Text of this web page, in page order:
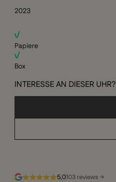
2023
Papiere
Box
INTERESSE AN DIESER UHR?
5,0103 reviews →